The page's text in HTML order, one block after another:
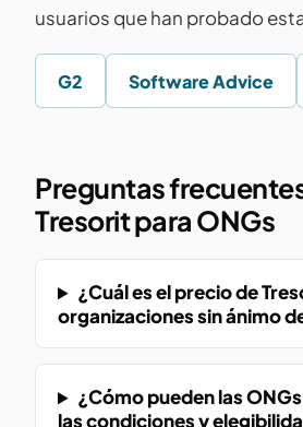
usuarios que han probado
G2 Software Advice
Preguntas
Tresorit para ONGs
¿Cuál es el precio de
organizaciones sin ánimo
¿Cómo pueden las
las condiciones y